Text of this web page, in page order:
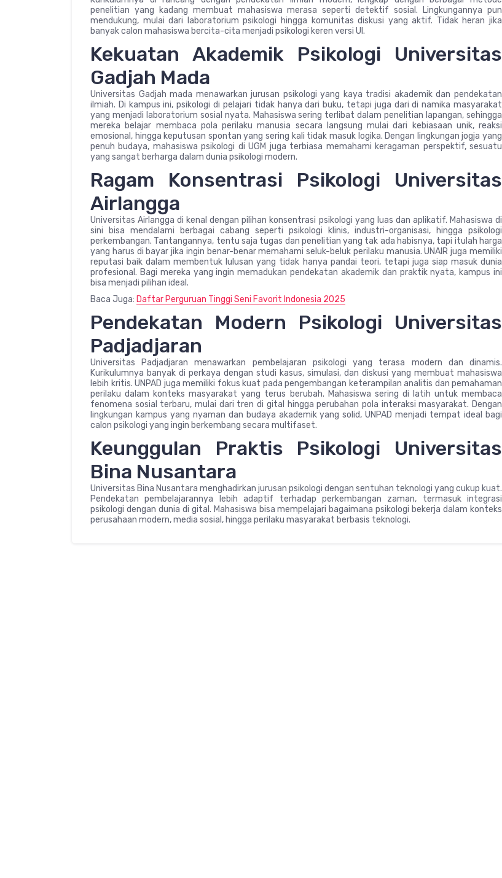
penelitian yang kadang membuat mahasiswa merasa seperti detektif sosial. Lingkungannya pun
mendukung, mulai dari laboratorium psikologi hingga komunitas diskusi yang aktif. Tidak heran jika
banyak calon mahasiswa bercita-cita menjadi psikologi keren versi UI.
Kekuatan Akademik Psikologi Universitas
Gadjah Mada
Universitas Gadjah mada menawarkan jurusan psikologi yang kaya tradisi akademik dan pendekatan
ilmiah. Di kampus ini, psikologi di pelajari tidak hanya dari buku, tetapi juga dari di namika masyarakat
yang menjadi laboratorium sosial nyata. Mahasiswa sering terlibat dalam penelitian lapangan, sehingga
mereka belajar membaca pola perilaku manusia secara langsung mulai dari kebiasaan unik, reaksi
emosional, hingga keputusan spontan yang sering kali tidak masuk logika. Dengan lingkungan jogja yang
penuh budaya, mahasiswa psikologi di UGM juga terbiasa memahami keragaman perspektif, sesuatu
yang sangat berharga dalam dunia psikologi modern.
Ragam Konsentrasi Psikologi Universitas
Airlangga
Universitas Airlangga di kenal dengan pilihan konsentrasi psikologi yang luas dan aplikatif. Mahasiswa di
sini bisa mendalami berbagai cabang seperti psikologi klinis, industri-organisasi, hingga psikologi
perkembangan. Tantangannya, tentu saja tugas dan penelitian yang tak ada habisnya, tapi itulah harga
yang harus di bayar jika ingin benar-benar memahami seluk-beluk perilaku manusia. UNAIR juga memiliki
reputasi baik dalam membentuk lulusan yang tidak hanya pandai teori, tetapi juga siap masuk dunia
profesional. Bagi mereka yang ingin memadukan pendekatan akademik dan praktik nyata, kampus ini
bisa menjadi pilihan ideal.
Baca Juga: Daftar Perguruan Tinggi Seni Favorit Indonesia 2025
Pendekatan Modern Psikologi Universitas
Padjadjaran
Universitas Padjadjaran menawarkan pembelajaran psikologi yang terasa modern dan dinamis.
Kurikulumnya banyak di perkaya dengan studi kasus, simulasi, dan diskusi yang membuat mahasiswa
lebih kritis. UNPAD juga memiliki fokus kuat pada pengembangan keterampilan analitis dan pemahaman
perilaku dalam konteks masyarakat yang terus berubah. Mahasiswa sering di latih untuk membaca
fenomena sosial terbaru, mulai dari tren di gital hingga perubahan pola interaksi masyarakat. Dengan
lingkungan kampus yang nyaman dan budaya akademik yang solid, UNPAD menjadi tempat ideal bagi
calon psikologi yang ingin berkembang secara multifaset.
Keunggulan Praktis Psikologi Universitas
Bina Nusantara
Universitas Bina Nusantara menghadirkan jurusan psikologi dengan sentuhan teknologi yang cukup kuat.
Pendekatan pembelajarannya lebih adaptif terhadap perkembangan zaman, termasuk integrasi
psikologi dengan dunia di gital. Mahasiswa bisa mempelajari bagaimana psikologi bekerja dalam konteks
perusahaan modern, media sosial, hingga perilaku masyarakat berbasis teknologi.